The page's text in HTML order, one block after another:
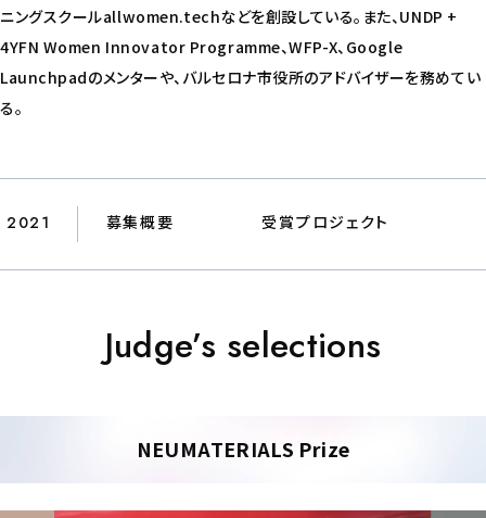
ニングスクールallwomen.techなどを創設している。また、UNDP +
4YFN Women Innovator Programme、WFP-X、Google
Launchpadのメンターや、バルセロナ市役所のアドバイザーを務めてい
る。
2021 募集概要 受賞プロジェクト
Judge’s selections
NEUMATERIALS Prize